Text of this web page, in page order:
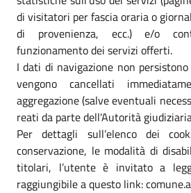
di visitatori per fascia oraria o
di provenienza, ecc.) e/o
funzionamento dei servizi offerti.
I dati di navigazione non
vengono cancellati
aggregazione (salve eventuali
reati da parte dell'Autorità
Per dettagli sull’elenco dei
conservazione, le modalità di
titolari, l’utente è invitato a
raggiungibile a questo link: